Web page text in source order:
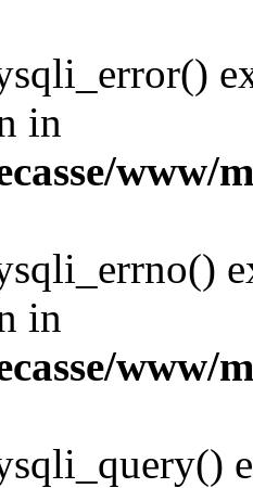
in
www/
in
www/